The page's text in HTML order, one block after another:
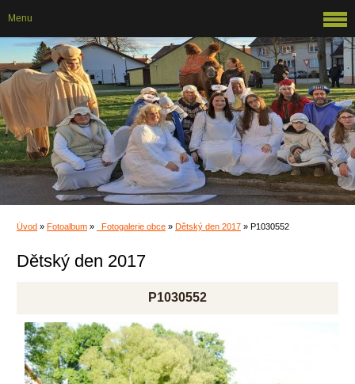
Úvod » Fotoalbum » _Fotogalerie obce » Dětský den 2017 » P1030552
Dětský den 2017
P1030552
Menu